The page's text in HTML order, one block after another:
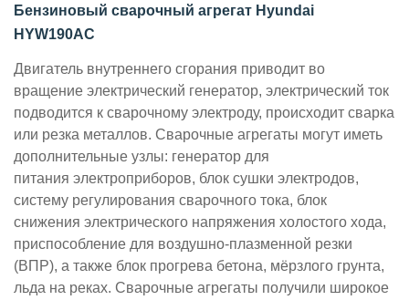
Бензиновый сварочный агрегат Hyundai
HYW190AC
Двигатель внутреннего сгорания приводит во
вращение электрический генератор, электрический ток
подводится к сварочному электроду, происходит сварка
или резка металлов. Сварочные агрегаты могут иметь
дополнительные узлы: генератор для
питания электроприборов, блок сушки электродов,
систему регулирования сварочного тока, блок
снижения электрического напряжения холостого хода,
приспособление для воздушно-плазменной резки
(ВПР), а также блок прогрева бетона, мёрзлого грунта,
льда на реках. Сварочные агрегаты получили широкое